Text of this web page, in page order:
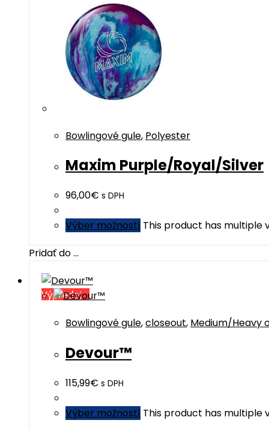
Bowlingové gule, Polyester
Maxim Purple/Royal/Silver
96,00€ s DPH
Výber možností This product has multiple
Pridať do ...
Výpredaj
Bowlingové gule,closeout, Medium/Heavy
Devour™
115,99€ s DPH
Výber možností This product has multiple